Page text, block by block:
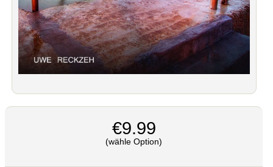
€9.99
(wähle Option)